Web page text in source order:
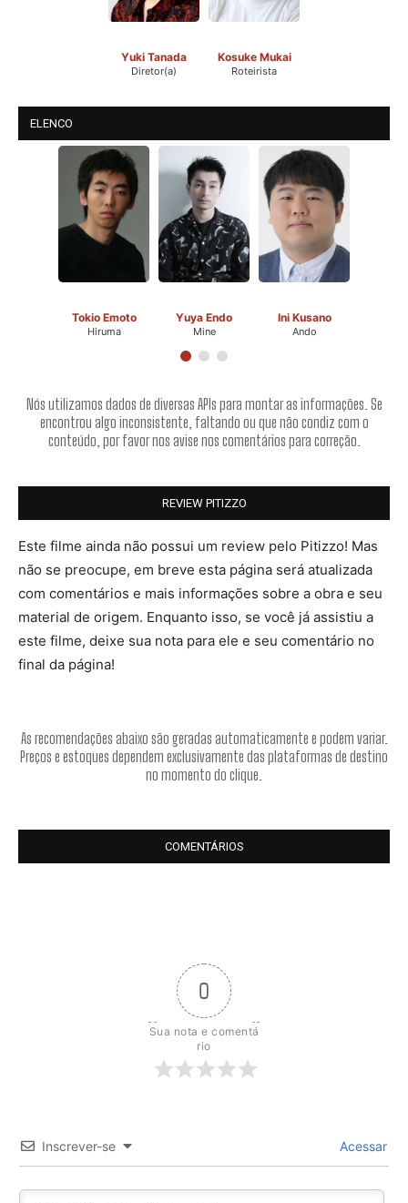
Yuki Tanada
Diretor(a)
Kosuke Mukai
Roteirista
ELENCO
Tokio Emoto
Hiruma
Yuya Endo
Mine
Ini Kusano
Ando
Nós utilizamos dados de diversas APIs para montar as informações. Se
encontrou algo inconsistente, faltando ou que não condiz com o
conteúdo, por favor nos avise nos comentários para correção.
REVIEW PITIZZO
Este filme ainda não possui um review pelo Pitizzo! Mas
não se preocupe, em breve esta página será atualizada
com comentários e mais informações sobre a obra e seu
material de origem. Enquanto isso, se você já assistiu a
este filme, deixe sua nota para ele e seu comentário no
final da página!
As recomendações abaixo são geradas automaticamente e podem variar.
Preços e estoques dependem exclusivamente das plataformas de destino
no momento do clique.
COMENTÁRIOS
0
Sua nota e comentá
rio
Inscrever-se Acessar